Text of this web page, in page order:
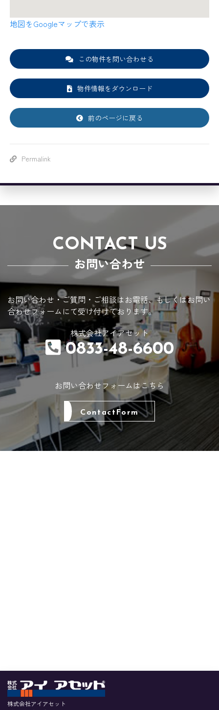
地図をGoogleマップで表示
この物件を問い合わせる
物件情報をダウンロード
前のページに戻る
Permalink
CONTACT US
お問い合わせ
お問い合わせ・ご質問・ご相談はお電話、もしくはお問い
合わせフォームにて受け付けております。
株式会社アイアセット
0833-48-6600
お問い合わせフォームはこちら
ContactForm
株式会社アイアセット